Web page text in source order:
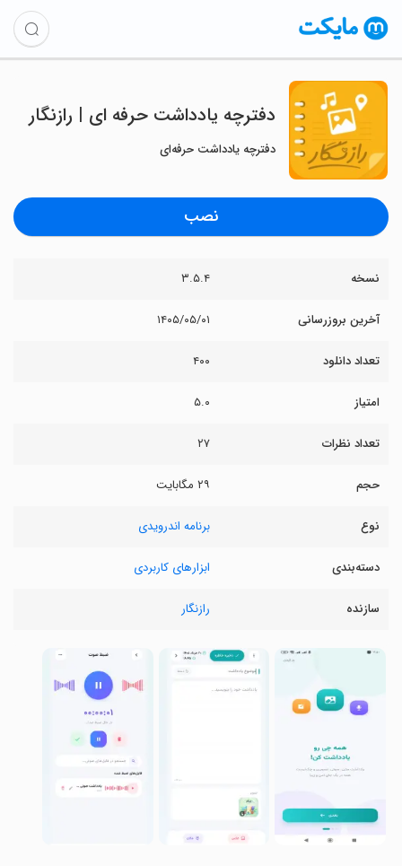
‏‏‏‏‏‏‏دفترچه یادداشت حرفه ای | رازنگار
دفترچه یادداشت حرفه‌ای
نصب
نسخه ۳.۵.۴
آخرین بروزرسانی ۱۴۰۵/۰۵/۰۱
تعداد دانلود ۴۰۰
امتیاز ۵.۰
تعداد نظرات ۲۷
حجم ۲۹ مگابایت
نوع برنامه اندرویدی
دسته‌بندی ابزارهای کاربردی
سازنده رازنگار